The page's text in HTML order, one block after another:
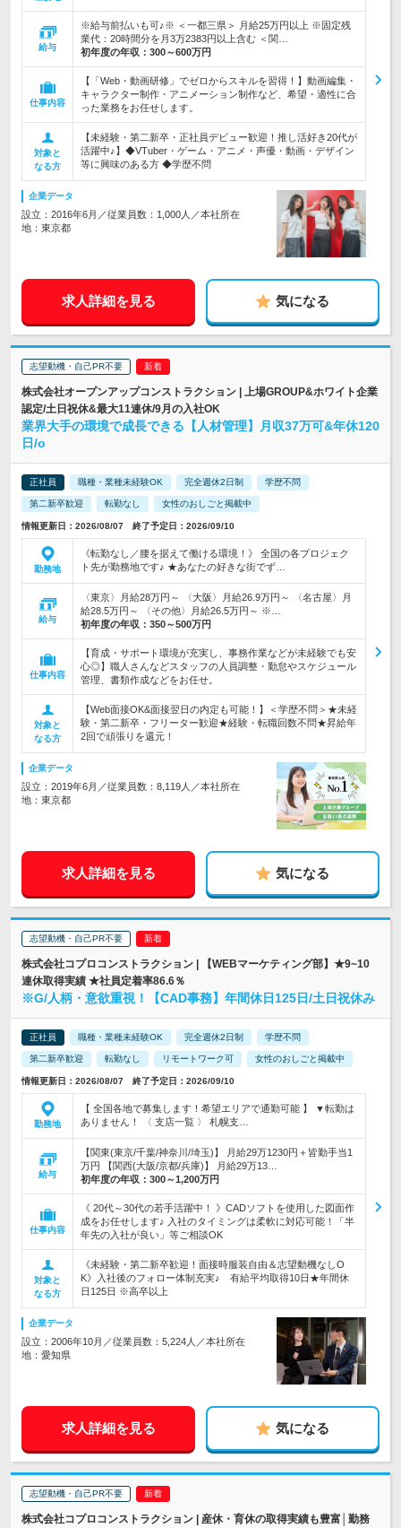
給与
※給与前払いも可♪※ ＜一都三県＞ 月給25万円以上 ※固定残
業代：20時間分を月3万2383円以上含む ＜関…
初年度の年収： 300～600万円
仕事内容
【「Web・動画研修」でゼロからスキルを習得！】動画編集・
キャラクター制作・アニメーション制作など、希望・適性に合
った業務をお任せします。
対象と
なる方
【未経験・第二新卒・正社員デビュー歓迎！推し活好き20代が
活躍中♪】◆VTuber・ゲーム・アニメ・声優・動画・デザイン
等に興味のある方 ◆学歴不問
企業データ
設立：2016年6月／従業員数：1,000人／本社所在
地：東京都
求人詳細を見る 気になる
志望動機・自己PR不要
株式会社オープンアップコンストラクション | 上場GROUP&ホワイト企業
認定/土日祝休&最大11連休/9月の入社OK
業界大手の環境で成長できる【人材管理】月収37万可&年休120
日/o
正社員 職種・業種未経験OK 完全週休2日制 学歴不問
第二新卒歓迎 転勤なし 女性のおしごと掲載中
情報更新日：2026/08/07 終了予定日：2026/09/10
勤務地
《転勤なし／腰を据えて働ける環境！》 全国の各プロジェク
ト先が勤務地です♪ ★あなたの好きな街でず…
給与
〈東京〉月給28万円～ 〈大阪〉月給26.9万円～ 〈名古屋〉月
給28.5万円～ 〈その他〉月給26.5万円～ ※…
初年度の年収： 350～500万円
仕事内容
【育成・サポート環境が充実し、事務作業などが未経験でも安
心◎】職人さんなどスタッフの人員調整・勤怠やスケジュール
管理、書類作成などをお任せ。
対象と
なる方
【Web面接OK&面接翌日の内定も可能！】＜学歴不問＞★未経
験・第二新卒・フリーター歓迎★経験・転職回数不問★昇給年
2回で頑張りを還元！
企業データ
設立：2019年6月／従業員数：8,119人／本社所在
地：東京都
求人詳細を見る 気になる
志望動機・自己PR不要
株式会社コプロコンストラクション | 【WEBマーケティング部】★9~10
連休取得実績 ★社員定着率86.6％
※G/人柄・意欲重視！【CAD事務】年間休日125日/土日祝休み
正社員 職種・業種未経験OK 完全週休2日制 学歴不問
第二新卒歓迎 転勤なし リモートワーク可 女性のおしごと掲載中
情報更新日：2026/08/07 終了予定日：2026/09/10
勤務地
【 全国各地で募集します！希望エリアで通勤可能 】 ▼転勤は
ありません！ 〈 支店一覧 〉 札幌支…
給与
【関東(東京/千葉/神奈川/埼玉)】 月給29万1230円＋皆勤手当1
万円 【関西(大阪/京都/兵庫)】 月給29万13…
初年度の年収： 300～1,200万円
仕事内容
《 20代～30代の若手活躍中！ 》CADソフトを使用した図面作
成をお任せします♪ 入社のタイミングは柔軟に対応可能！「半
年先の入社が良い」等ご相談OK
対象と
なる方
《未経験・第二新卒歓迎！面接時服装自由＆志望動機なしO
K》入社後のフォロー体制充実♪ 有給平均取得10日★年間休
日125日 ※高卒以上
企業データ
設立：2006年10月／従業員数：5,224人／本社所在
地：愛知県
求人詳細を見る 気になる
志望動機・自己PR不要
株式会社コプロコンストラクション | 産休・育休の取得実績も豊富│勤務